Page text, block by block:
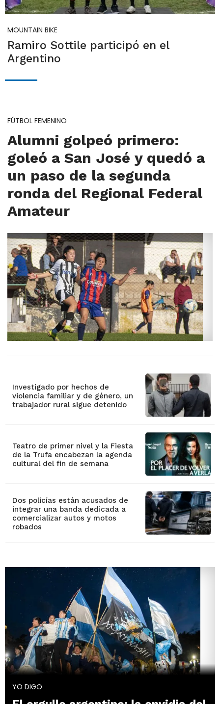
MOUNTAIN BIKE
Ramiro Sottile participó en el
Argentino
FÚTBOL FEMENINO
Alumni golpeó primero:
goleó a San José y quedó a
un paso de la segunda
ronda del Regional Federal
Amateur
Investigado por hechos de
violencia familiar y de género, un
trabajador rural sigue detenido
Teatro de primer nivel y la Fiesta
de la Trufa encabezan la agenda
cultural del fin de semana
Dos policías están acusados de
integrar una banda dedicada a
comercializar autos y motos
robados
YO DIGO